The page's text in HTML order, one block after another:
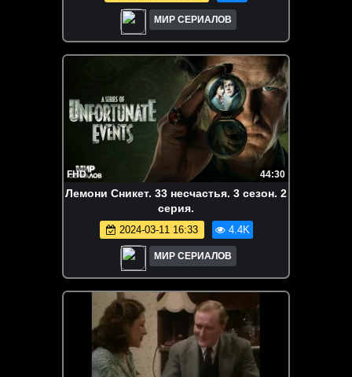
МИР СЕРИАЛОВ
FHD 44:30
Лемони Сникет. 33 несчастья. 3 сезон. 2
серия.
2024-03-11 16:33 4.4K
МИР СЕРИАЛОВ